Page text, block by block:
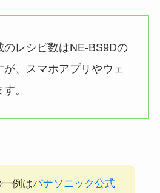
のレシピ数はNE-BS9Dの
が、スマホアプリやウェ
。
例はパナソニック公式